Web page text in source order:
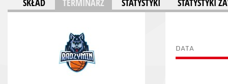
SKŁAD TERMINARZ STATYSTYKI STATYSTYKI
DATA